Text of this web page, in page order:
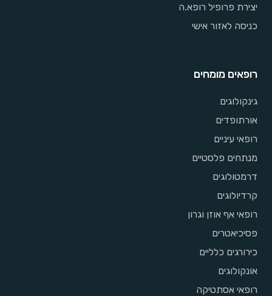
יצירת פרופיל רופא.ה
כניסה לאזור אישי
רופאים מומחים
גינקולוגים
אורתופדים
רופאי עיניים
מנתחים פלסטיים
דרמטולוגים
קרדיולוגים
רופאי אף אוזן וגרון
פסיכיאטרים
כירורגים כלליים
אונקולוגים
רופאי אסתטיקה